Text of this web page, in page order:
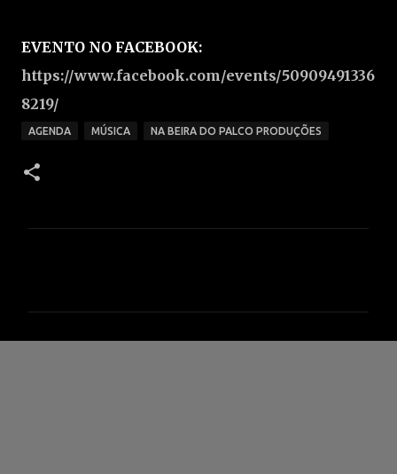
EVENTO NO FACEBOOK:
https://www.facebook.com/events/50909491336
8219/
AGENDA MÚSICA NA BEIRA DO PALCO PRODUÇÕES